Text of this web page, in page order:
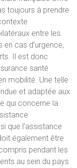
toujours à prendre
entre les
cas d’urgence,
Il est donc
santé
mobilité. Une telle
et adaptée aux
qui concerne la
que l’assistance
également être
pendant les
au sein du pays